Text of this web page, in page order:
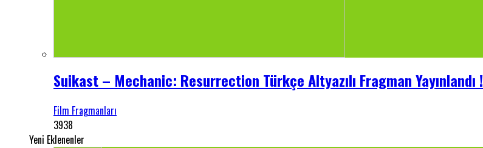
Suikast – Mechanic: Resurrection Türkçe Altyazılı Fragman Yayınlandı !
Film Fragmanları
3938
Yeni Eklenenler